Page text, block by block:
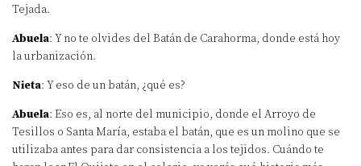
Tejada.
Abuela: Y no te olvides del Batán de Carahorma, donde está hoy
la urbanización.
Nieta: Y eso de un batán, ¿qué es?
Abuela: Eso es, al norte del municipio, donde el Arroyo de
Tesillos o Santa María, estaba el batán, que es un molino que se
utilizaba antes para dar consistencia a los tejidos. Cuándo te